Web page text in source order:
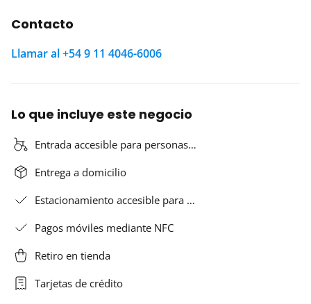
Contacto
Llamar al +54 9 11 4046-6006
Lo que incluye este negocio
Entrada accesible para personas…
Entrega a domicilio
Estacionamiento accesible para …
Pagos móviles mediante NFC
Retiro en tienda
Tarjetas de crédito